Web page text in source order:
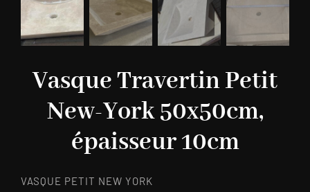
Vasque Travertin Petit
New-York 50x50cm,
épaisseur 10cm
VASQUE PETIT NEW YORK